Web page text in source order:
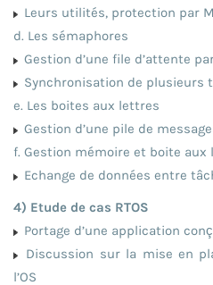
Leurs utilités, protection par
d. Les sémaphores
Gestion d’une file d’attente
Synchronisation de plusieurs
e. Les boites aux lettres
Gestion d’une pile de
f. Gestion mémoire et boite aux
Echange de données entre
4) Etude de cas RTOS
Portage d’une application
Discussion sur la mise en
l’OS